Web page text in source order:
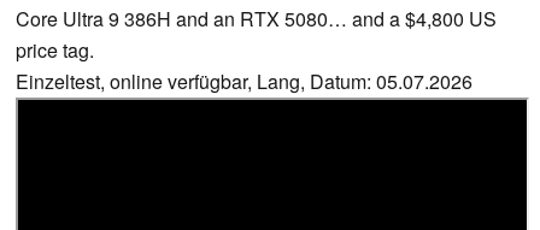
Core Ultra 9 386H and an RTX 5080… and a $4,800 US
price tag.
Einzeltest, online verfügbar, Lang, Datum: 05.07.2026